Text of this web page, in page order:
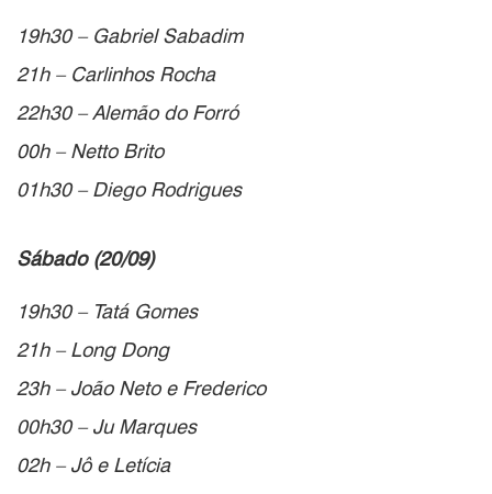
19h30 – Gabriel Sabadim
21h – Carlinhos Rocha
22h30 – Alemão do Forró
00h – Netto Brito
01h30 – Diego Rodrigues
Sábado (20/09)
19h30 – Tatá Gomes
21h – Long Dong
23h – João Neto e Frederico
00h30 – Ju Marques
02h – Jô e Letícia